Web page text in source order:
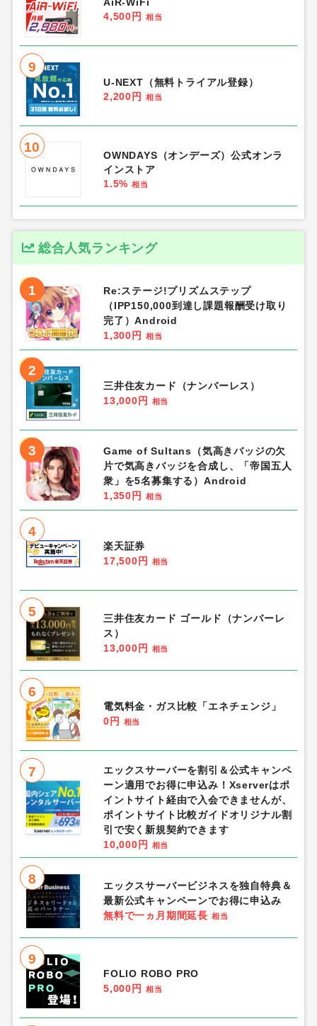
AiR-WiFi
4,500円
相当
9
U-NEXT（無料トライアル登録）
2,200円
相当
10
OWNDAYS（オンデーズ）公式オンラ
インストア
1.5% 相当
総合人気ランキング
1
Re:ステージ!プリズムステップ
（IPP150,000到達し課題報酬受け取り
完了）Android
1,300円
相当
2
三井住友カード（ナンバーレス）
13,000円
相当
3
Game of Sultans（気高きバッジの欠
片で気高きバッジを合成し、「帝国五人
衆」を5名募集する）Android
1,350円
相当
4
楽天証券
17,500円
相当
5
三井住友カード ゴールド（ナンバーレ
ス）
13,000円
相当
6
電気料金・ガス比較「エネチェンジ」
0円
相当
7
エックスサーバーを割引＆公式キャンペ
ーン適用でお得に申込み！Xserverはポ
イントサイト経由で入会できませんが、
ポイントサイト比較ガイドオリジナル割
引で安く新規契約できます
10,000円
相当
8
エックスサーバービジネスを独自特典＆
最新公式キャンペーンでお得に申込み
無料で一ヵ月期間延長 相当
9
FOLIO ROBO PRO
5,000円
相当